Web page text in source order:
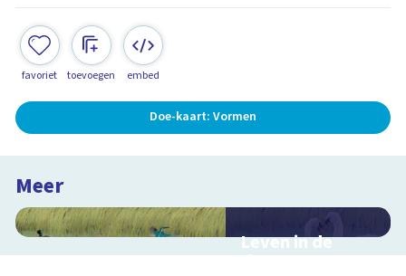
favoriet toevoegen embed
Doe-kaart: Vormen
Meer
Leven in de
sloot